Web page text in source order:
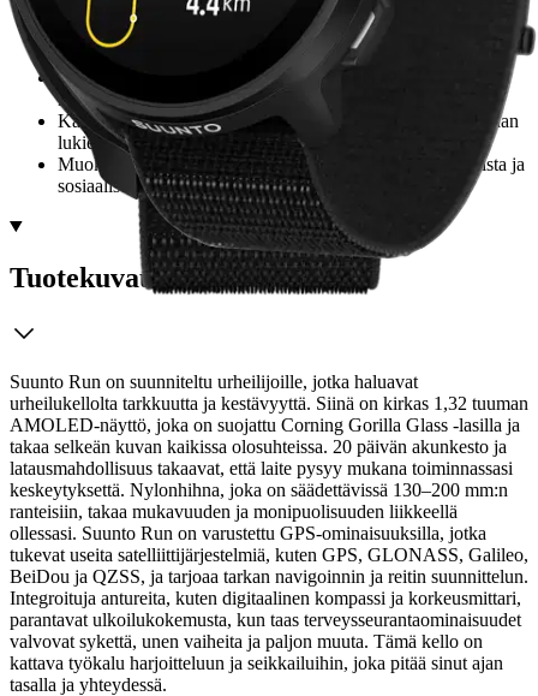
AMOLED-näyttö naarmuuntumattomalla Corning Gorilla
Glass -lasilla
Kestävä litiumioniakku, 20 päivän valmiustila
Tukee useita satelliittipaikannusjärjestelmiä tarkkaan
navigointiin
Kattavat terveys- ja kuntoilun seurantaominaisuudet, mukaan
lukien sykemittari
Muokattavat kellotaulut ja ilmoitukset saapuvista puheluista ja
sosiaalisen median sovelluksista
Tuotekuvaus
Suunto Run on suunniteltu urheilijoille, jotka haluavat
urheilukellolta tarkkuutta ja kestävyyttä. Siinä on kirkas 1,32 tuuman
AMOLED-näyttö, joka on suojattu Corning Gorilla Glass -lasilla ja
takaa selkeän kuvan kaikissa olosuhteissa. 20 päivän akunkesto ja
latausmahdollisuus takaavat, että laite pysyy mukana toiminnassasi
keskeytyksettä. Nylonhihna, joka on säädettävissä 130–200 mm:n
ranteisiin, takaa mukavuuden ja monipuolisuuden liikkeellä
ollessasi. Suunto Run on varustettu GPS-ominaisuuksilla, jotka
tukevat useita satelliittijärjestelmiä, kuten GPS, GLONASS, Galileo,
BeiDou ja QZSS, ja tarjoaa tarkan navigoinnin ja reitin suunnittelun.
Integroituja antureita, kuten digitaalinen kompassi ja korkeusmittari,
parantavat ulkoilukokemusta, kun taas terveysseurantaominaisuudet
valvovat sykettä, unen vaiheita ja paljon muuta. Tämä kello on
kattava työkalu harjoitteluun ja seikkailuihin, joka pitää sinut ajan
tasalla ja yhteydessä.